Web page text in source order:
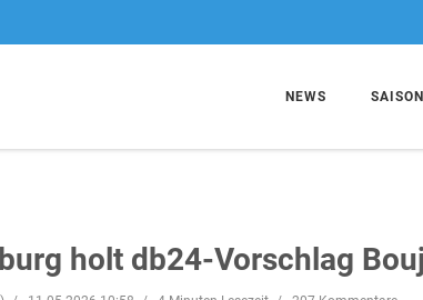
NEWS SAISON
holt db24-Vorschlag